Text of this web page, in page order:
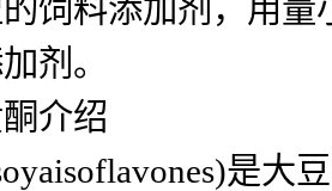
饲料添加剂，用量
剂。
介绍
是大